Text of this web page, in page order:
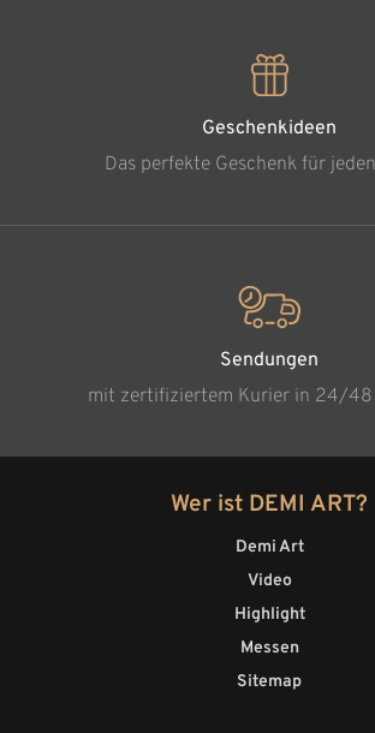
Geschenkideen
Das perfekte Geschenk für
Sendungen
mit zertifiziertem Kurier in 24/48
Wer ist DEMI ART?
Demi Art
Video
Highlight
Messen
Sitemap